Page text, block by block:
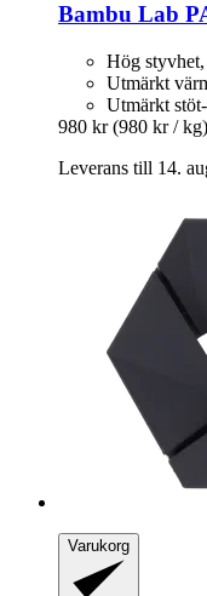
Bambu Lab
Hög
Utmärkt
Utmärkt
980 kr (980 kr / kg)
Leverans till 14.
Varukorg